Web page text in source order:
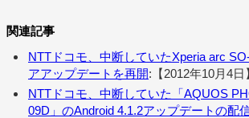
関連記事
NTTドコモ、中断していたXperia arc
アアップデートを再開:【2012年10月4日
NTTドコモ、中断していた「AQUOS
09D」のAndroid 4.1.2アップデートの配